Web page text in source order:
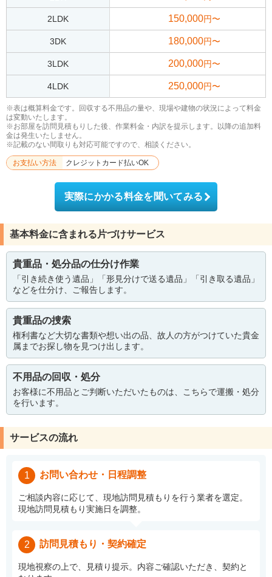
2LDK 150,000円〜
3DK 180,000円〜
3LDK 200,000円〜
4LDK 250,000円〜
※表は概算料金です。回収する不用品の量や、現場や建物の状況によって料金
は変動いたします。
※お部屋を訪問見積もりした後、作業料金・内訳を提示します。以降の追加料
金は発生いたしません。
※記載のない間取りも対応可能ですので、相談ください。
お支払い方法 クレジットカード払いOK
実際にかかる料金を聞いてみる
基本料金に含まれる片づけサービス
貴重品・処分品の仕分け作業
「引き続き使う遺品」「形見分けで送る遺品」「引き取る遺品」
などを仕分け、ご報告します。
貴重品の捜索
権利書など大切な書類や想い出の品、故人の方がつけていた貴金
属までお探し物を見つけ出します。
不用品の回収・処分
お客様に不用品とご判断いただいたものは、こちらで運搬・処分
を行います。
サービスの流れ
1 お問い合わせ・日程調整
ご相談内容に応じて、現地訪問見積もりを行う業者を選定。
現地訪問見積もり実施日を調整。
2 訪問見積もり・契約確定
現地視察の上で、見積り提示。内容ご確認いただき、契約と